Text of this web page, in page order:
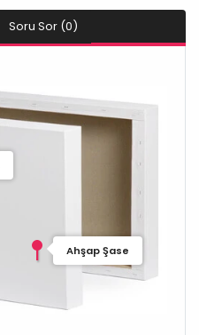
Soru Sor (0)
Ahşap Şase